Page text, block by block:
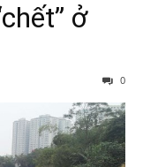
ở
0